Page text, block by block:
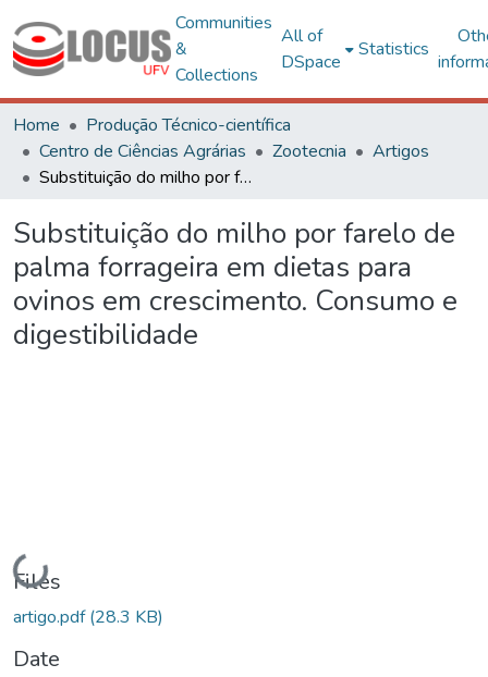
Communities
&
Collections
All of
DSpace
Statistics
Home
Produção Técnico-científica
Centro de Ciências Agrárias
Zootecnia
Artigos
Substituição do milho por farelo de palma forrageira em dietas para ovinos em crescimento. Consumo e digestibilidade
Substituição do milho por farelo de
palma forrageira em dietas para
ovinos em crescimento. Consumo e
digestibilidade
Loading...
Files
artigo.pdf(28.3 KB)
Date